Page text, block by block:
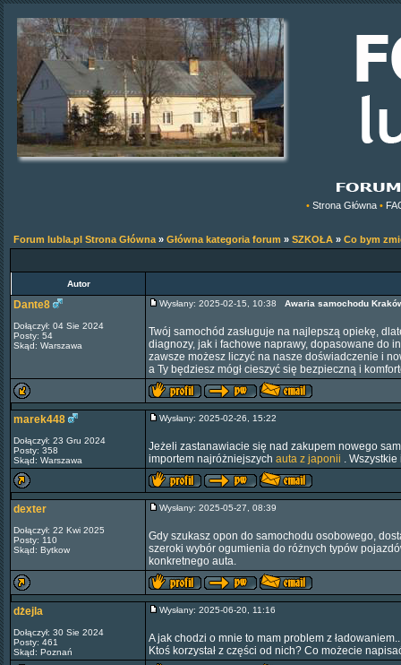
• Strona Główna •
Forum lubla.pl Strona Główna » Główna kategoria forum » SZKOŁA » Co bym
Autor
Dante8
Dołączył: 04 Sie 2024
Posty: 54
Skąd: Warszawa
Wysłany: 2025-02-15, 10:38 Awaria samochodu
Twój samochód zasługuje na najlepszą opiekę,
diagnozy, jak i fachowe naprawy, dopasowane do
zawsze możesz liczyć na nasze doświadczenie i
a Ty będziesz mógł cieszyć się bezpieczną i
marek448
Dołączył: 23 Gru 2024
Posty: 358
Skąd: Warszawa
Wysłany: 2025-02-26, 15:22
Jeżeli zastanawiacie się nad zakupem nowego
importem najróżniejszych auta z japonii .
dexter
Dołączył: 22 Kwi 2025
Posty: 110
Skąd: Bytkow
Wysłany: 2025-05-27, 08:39
Gdy szukasz opon do samochodu osobowego,
szeroki wybór ogumienia do różnych typów
konkretnego auta.
dżejla
Dołączył: 30 Sie 2024
Posty: 461
Skąd: Poznań
Wysłany: 2025-06-20, 11:16
A jak chodzi o mnie to mam problem z
Ktoś korzystał z części od nich? Co możecie